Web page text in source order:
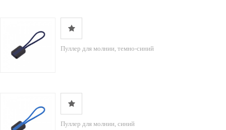
Пуллер для молнии, темно-синий
Пуллер для молнии, синий